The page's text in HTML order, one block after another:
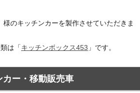
のキッチンカーを製作させていただきま
は「 キッチンボックス453 」です。
ー・移動販売車